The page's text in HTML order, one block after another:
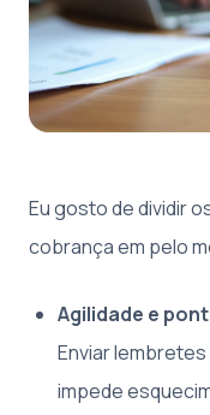
Eu gosto de dividir
cobrança em pelo
Agilidade e
Enviar
impede